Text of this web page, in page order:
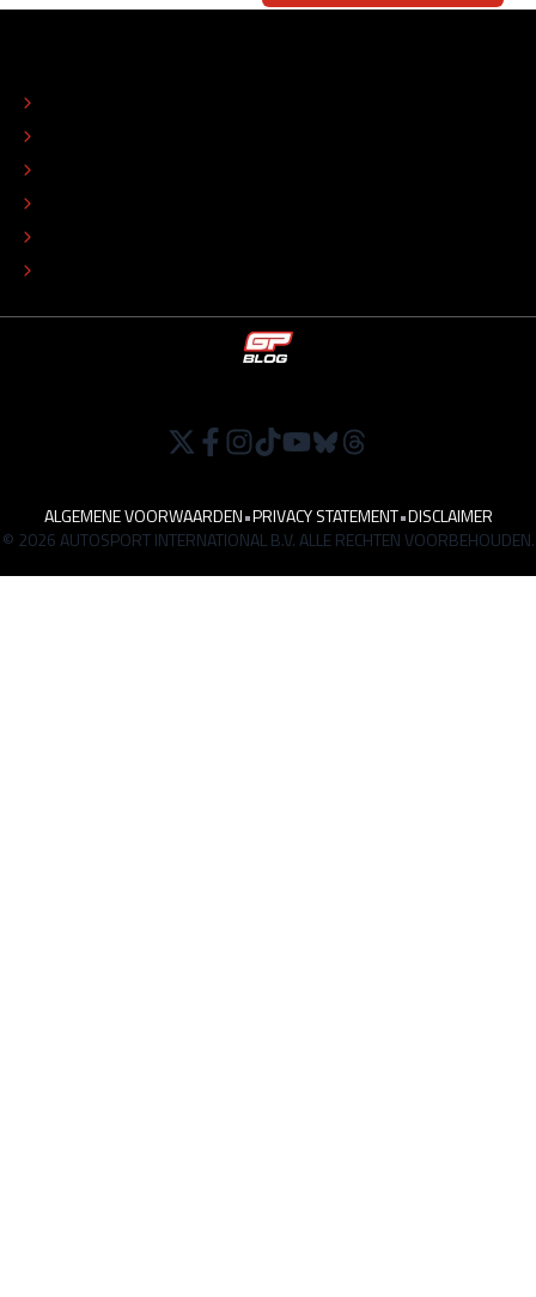
ALGEMENE VOORWAARDEN•PRIVACY STATEMENT•DISCLAIMER
© 2026 AUTOSPORT INTERNATIONAL B.V. ALLE RECHTEN VOORBEHOUDEN.